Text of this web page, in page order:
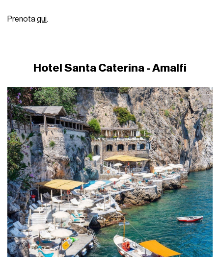
Prenotaqui.
Hotel Santa Caterina - Amalfi